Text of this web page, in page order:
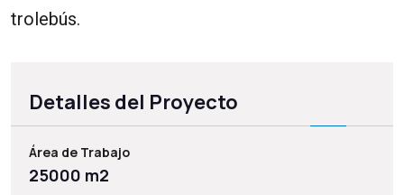
trolebús.
Detalles del Proyecto
Área de Trabajo
25000 m2